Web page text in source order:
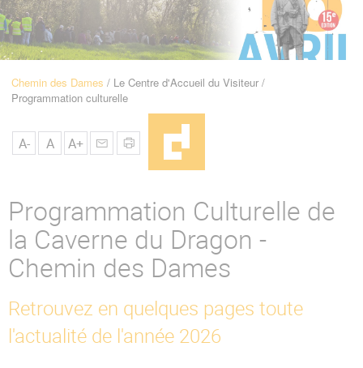
Navigation
Fil
Chemin des Dames Le Centre d'Accueil du Visiteur
Programmation culturelle
A- A A+
Programmation Culturelle de
la Caverne du Dragon -
Chemin des Dames
Retrouvez en quelques pages toute
l'actualité de l'année 2026